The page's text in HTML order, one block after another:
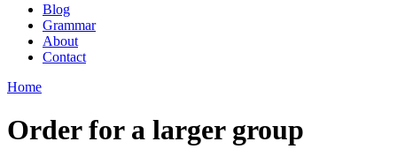
Blog
Grammar
About
Contact
Home
Order for a larger group